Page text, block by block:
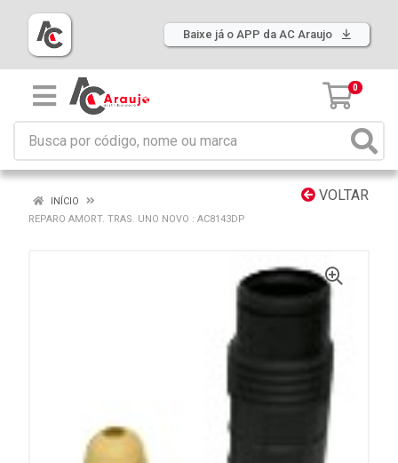
Baixe já o APP da AC Araujo
0
VOLTAR
INÍCIO
REPARO AMORT. TRAS. UNO NOVO : AC8143DP